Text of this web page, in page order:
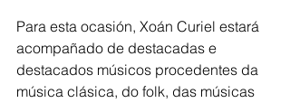
Para esta ocasión, Xoán Curiel estará
acompañado de destacadas e
destacados músicos procedentes da
música clásica, do folk, das músicas